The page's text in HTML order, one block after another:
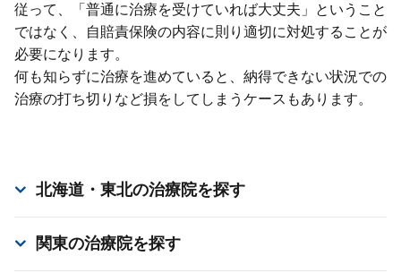
従って、「普通に治療を受けていれば⼤丈夫」ということ
ではなく、⾃賠責保険の内容に則り適切に対処することが
必要になります。
何も知らずに治療を進めていると、納得できない状況での
治療の打ち切りなど損をしてしまうケースもあります。
北海道・東北の治療院を探す
関東の治療院を探す